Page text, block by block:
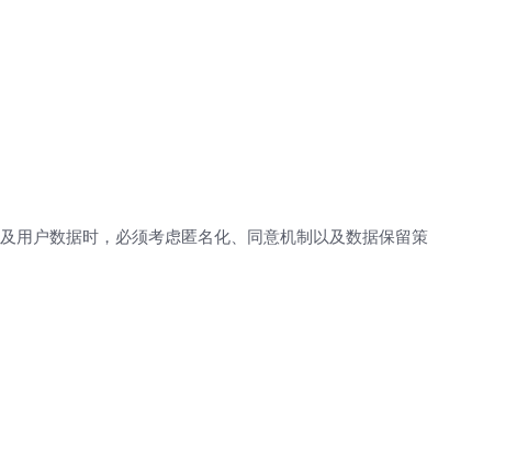
用户数据时，必须考虑匿名化、同意机制以及数据保留策